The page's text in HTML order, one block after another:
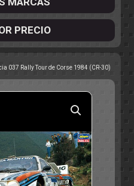
OTROS
RALLY
PRECIO
037 Rally Tour de Corse 1984 (CR-30)